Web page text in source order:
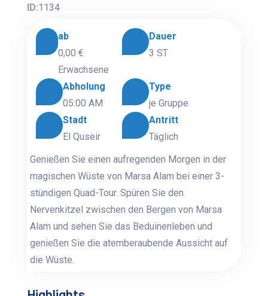
ID:1134
ab
0,00 €
Erwachsene
Dauer
3 ST
Abholung
05:00 AM
Type
je Gruppe
Stadt
El Quseir
Antritt
Täglich
Genießen Sie einen aufregenden Morgen in der
magischen Wüste von Marsa Alam bei einer 3-
stündigen Quad-Tour. Spüren Sie den
Nervenkitzel zwischen den Bergen von Marsa
Alam und sehen Sie das Beduinenleben und
genießen Sie die atemberaubende Aussicht auf
die Wüste.